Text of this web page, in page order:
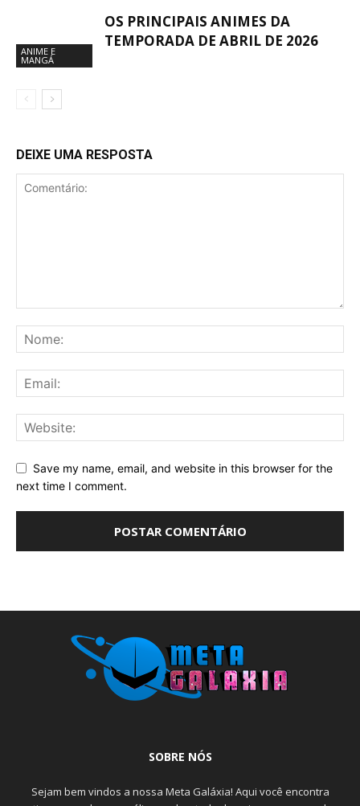
ANIME E
MANGÁ
OS PRINCIPAIS ANIMES DA
TEMPORADA DE ABRIL DE 2026
DEIXE UMA RESPOSTA
Save my name, email, and website in this browser for the
next time I comment.
SOBRE NÓS
Sejam bem vindos a nossa Meta Galáxia! Aqui você encontra